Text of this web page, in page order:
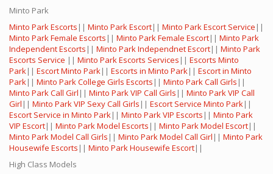
Minto Park
Minto Park Escorts || Minto Park Escort|| Minto Park Escort Service ||
Minto Park Female Escorts || Minto Park Female Escort|| Minto Park
Independent Escorts || Minto Park Independnet Escort|| Minto Park
Escorts Service || Minto Park Escorts Services || Escorts Minto
Park|| Escort Minto Park|| Escorts in Minto Park|| Escort in Minto
Park|| Minto Park College Girls Escorts || Minto Park Call Girls ||
Minto Park Call Girl || Minto Park VIP Call Girls || Minto Park VIP Call
Girl || Minto Park VIP Sexy Call Girls || Escort Service Minto Park||
Escort Service in Minto Park|| Minto Park VIP Escorts || Minto Park
VIP Escort|| Minto Park Model Escorts || Minto Park Model Escort||
Minto Park Model Call Girls || Minto Park Model Call Girl || Minto Park
Housewife Escorts || Minto Park Housewife Escort||
High Class Models